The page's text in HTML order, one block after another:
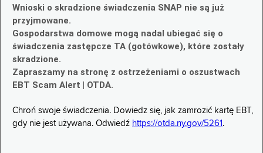
Wnioski o skradzione świadczenia SNAP nie są już
przyjmowane.
Gospodarstwa domowe mogą nadal ubiegać się o
świadczenia zastępcze TA (gotówkowe), które zostały
skradzione.
Zapraszamy na stronę z ostrzeżeniami o oszustwach
EBT Scam Alert | OTDA.
Chroń swoje świadczenia. Dowiedz się, jak zamrozić kartę EBT,
gdy nie jest używana. Odwiedź https://otda.ny.gov/5261 .